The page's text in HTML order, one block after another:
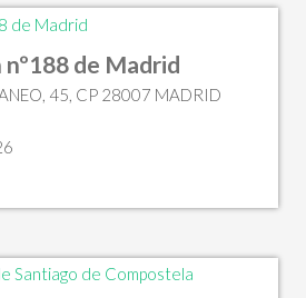
de Madrid
45, CP 28007 MADRID